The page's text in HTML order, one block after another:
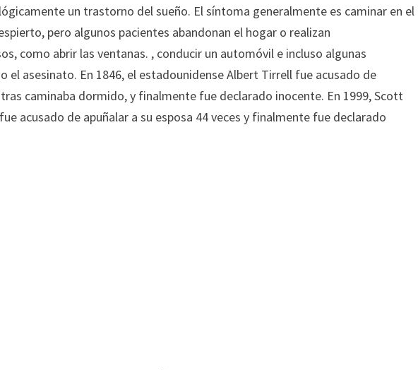
un trastorno del sueño. El síntoma generalmente es caminar en el
pero algunos pacientes abandonan el hogar o realizan
como abrir las ventanas. , conducir un automóvil e incluso algunas
el asesinato. En 1846, el estadounidense Albert Tirrell fue acusado de
caminaba dormido, y finalmente fue declarado inocente. En 1999, Scott
acusado de apuñalar a su esposa 44 veces y finalmente fue declarado